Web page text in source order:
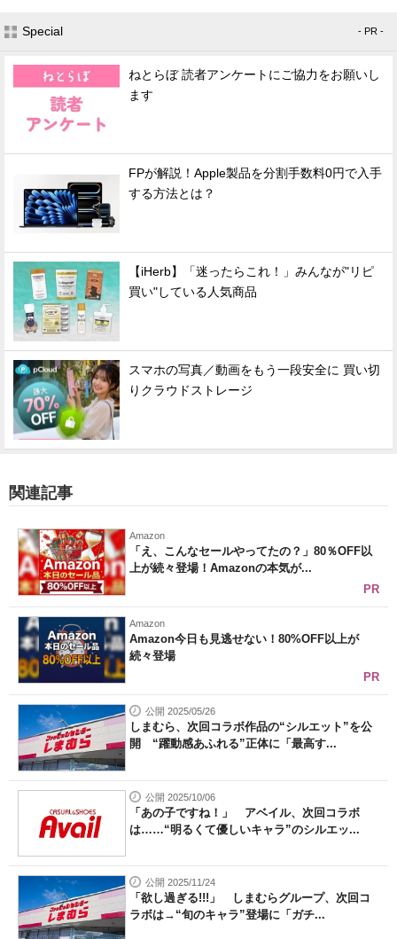
Special - PR -
ねとらぼ 読者アンケートにご協力をお願いし
ます
FPが解説！Apple製品を分割手数料0円で入手
する方法とは？
【iHerb】「迷ったらこれ！」みんなが"リピ
買い"している人気商品
スマホの写真／動画をもう一段安全に 買い切
りクラウドストレージ
関連記事
Amazon
「え、こんなセールやってたの？」80％OFF以
上が続々登場！Amazonの本気が...
PR
Amazon
Amazon今日も見逃せない！80%OFF以上が
続々登場
PR
公開 2025/05/26
しまむら、次回コラボ作品の“シルエット”を公
開 “躍動感あふれる”正体に「最高す...
公開 2025/10/06
「あの子ですね！」 アベイル、次回コラボ
は……“明るくて優しいキャラ”のシルエッ...
公開 2025/11/24
「欲し過ぎる!!!」 しまむらグループ、次回コ
ラボは→“旬のキャラ”登場に「ガチ...